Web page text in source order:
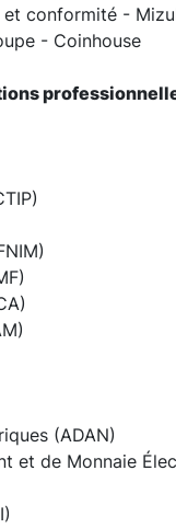
et conformité -
- Coinhouse
(ADAN)
et de Monnaie